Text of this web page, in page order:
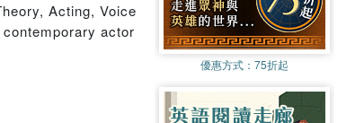
Acting, Voice
actor
優惠方式： 75折起